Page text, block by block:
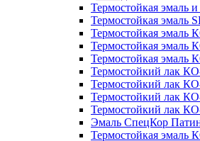
Термостойкая эмаль и
Термостойкая эмаль
Термостойкая эмаль
Термостойкая эмаль
Термостойкая эмаль
Термостойкий лак
Термостойкий лак
Термостойкий лак
Термостойкий лак
Эмаль СпецКор
Термостойкая эмаль